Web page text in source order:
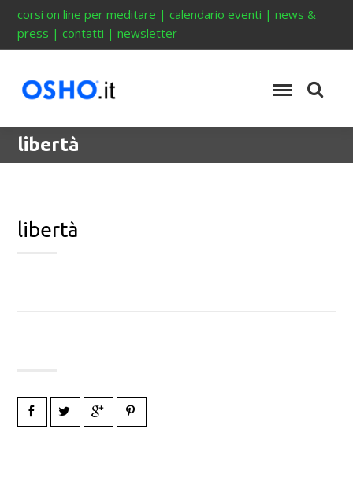
corsi on line per meditare |calendario eventi |news &
press |contatti |newsletter
libertà
libertà